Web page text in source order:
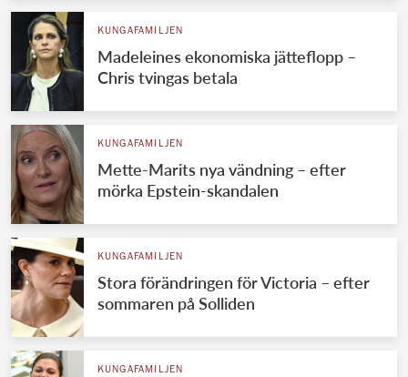
KUNGAFAMILJEN
Madeleines ekonomiska jätteflopp –
Chris tvingas betala
KUNGAFAMILJEN
Mette-Marits nya vändning – efter
mörka Epstein-skandalen
KUNGAFAMILJEN
Stora förändringen för Victoria – efter
sommaren på Solliden
KUNGAFAMILJEN